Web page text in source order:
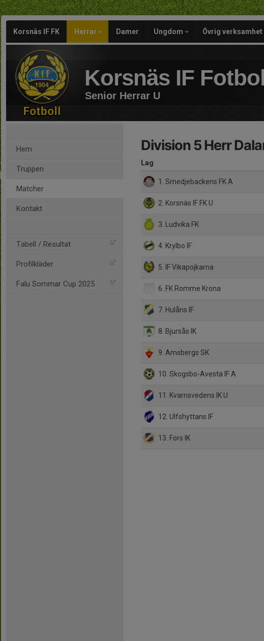
Korsnäs IF FK Herrar Damer Ungdom Övrig verksamhet
Korsnäs IF
Senior Herrar U
Hem
Truppen
Matcher
Kontakt
Tabell / Resultat
Profilkläder
Falu Sommar Cup 2025
Division 5 Herr
Lag
1. Smedjebackens FK A
2. Korsnäs IF FK U
3. Ludvika FK
4. Krylbo IF
5. IF Vikapojkarna
6. FK Romme Krona
7. Hulåns IF
8. Bjursås IK
9. Amsbergs SK
10. Skogsbo-Avesta IF A
11. Kvarnsvedens IK U
12. Ulfshyttans IF
13. Fors IK